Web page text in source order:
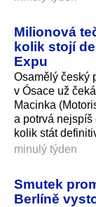
Milionová
kolik stojí
Expu
Osamělý český
v Ósace už
Macinka
a potrvá nejspíš
kolik stát
minulý týden
Smutek
Berlíně